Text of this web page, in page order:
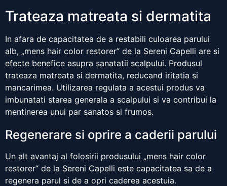
Trateaza matreata si dermatita
In afara de capacitatea de a restabili culoarea parului
alb, „mens hair color restorer” de la Sereni Capelli are si
efecte benefice asupra sanatatii scalpului. Produsul
trateaza matreata si dermatita, reducand iritatia si
mancarimea. Utilizarea regulata a acestui produs va
imbunatati starea generala a scalpului si va contribui la
mentinerea unui par sanatos si frumos.
Regenerare si oprire a caderii parului
Un alt avantaj al folosirii produsului „mens hair color
restorer” de la Sereni Capelli este capacitatea sa de a
regenera parul si de a opri caderea acestuia.